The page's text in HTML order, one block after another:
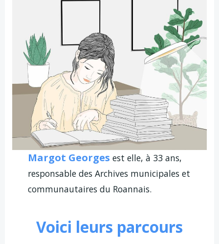
Margot Georges est elle, à 33 ans,
responsable des Archives municipales et
communautaires du Roannais.
Voici leurs parcours